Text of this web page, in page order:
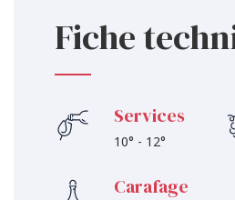
Fiche
Services
10° - 12°
Carafage